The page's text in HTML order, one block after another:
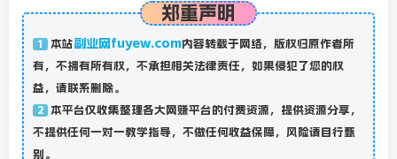
郑重声明
1 本站副业网fuyew.com内容转载于网络，版权归原作者所
有，不拥有所有权，不承担相关法律责任，如果侵犯了您的权
益，请联系删除。
2 本平台仅收集整理各大网赚平台的付费资源，提供资源分享，
不提供任何一对一教学指导，不做任何收益保障，风险请自行甄
别。